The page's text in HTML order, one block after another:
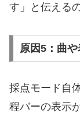
す」と伝える
原因5：曲
採点モード自
程バーの表示